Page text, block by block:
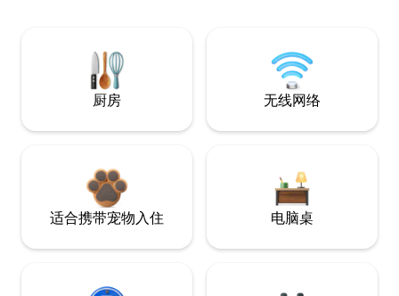
厨房 无线网络
适合携带宠物入住 电脑桌